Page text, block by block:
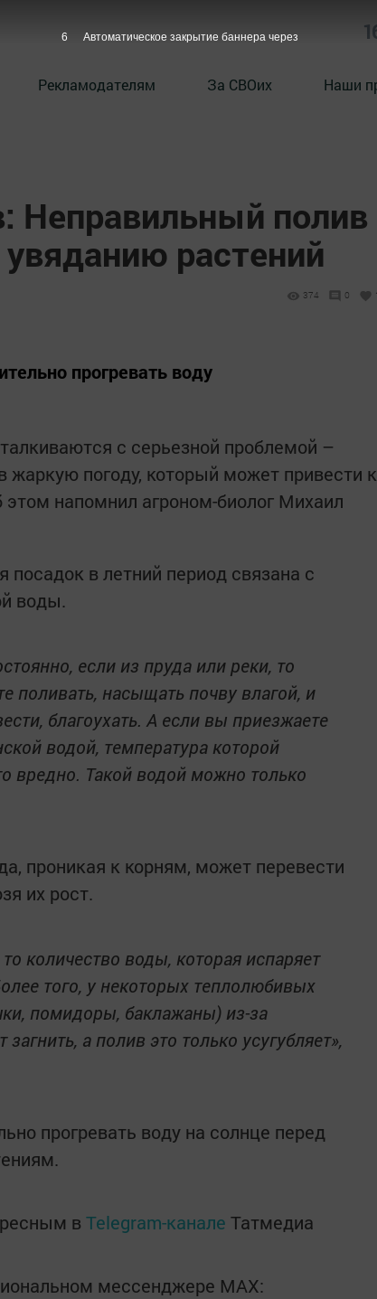
Рекламодателям За СВОих Наши
Неправильный полив
растений
374 0
прогревать воду
с серьезной проблемой –
погоду, который может привести к
напомнил агроном-биолог Михаил
посадок в летний период связана с
воды.
если из пруда или реки, то
поливать, насыщать почву влагой, и
благоухать. А если вы приезжаете
водой, температура которой
вредно. Такой водой можно только
проникая к корням, может перевести
их рост.
количество воды, которая испаряет
того, у некоторых теплолюбивых
помидоры, баклажаны) из-за
а полив это только усугубляет»,
прогревать воду на солнце перед
в Telegram-канале Татмедиа
мессенджере MАХ:
4 Автоматическое закрытие баннера через